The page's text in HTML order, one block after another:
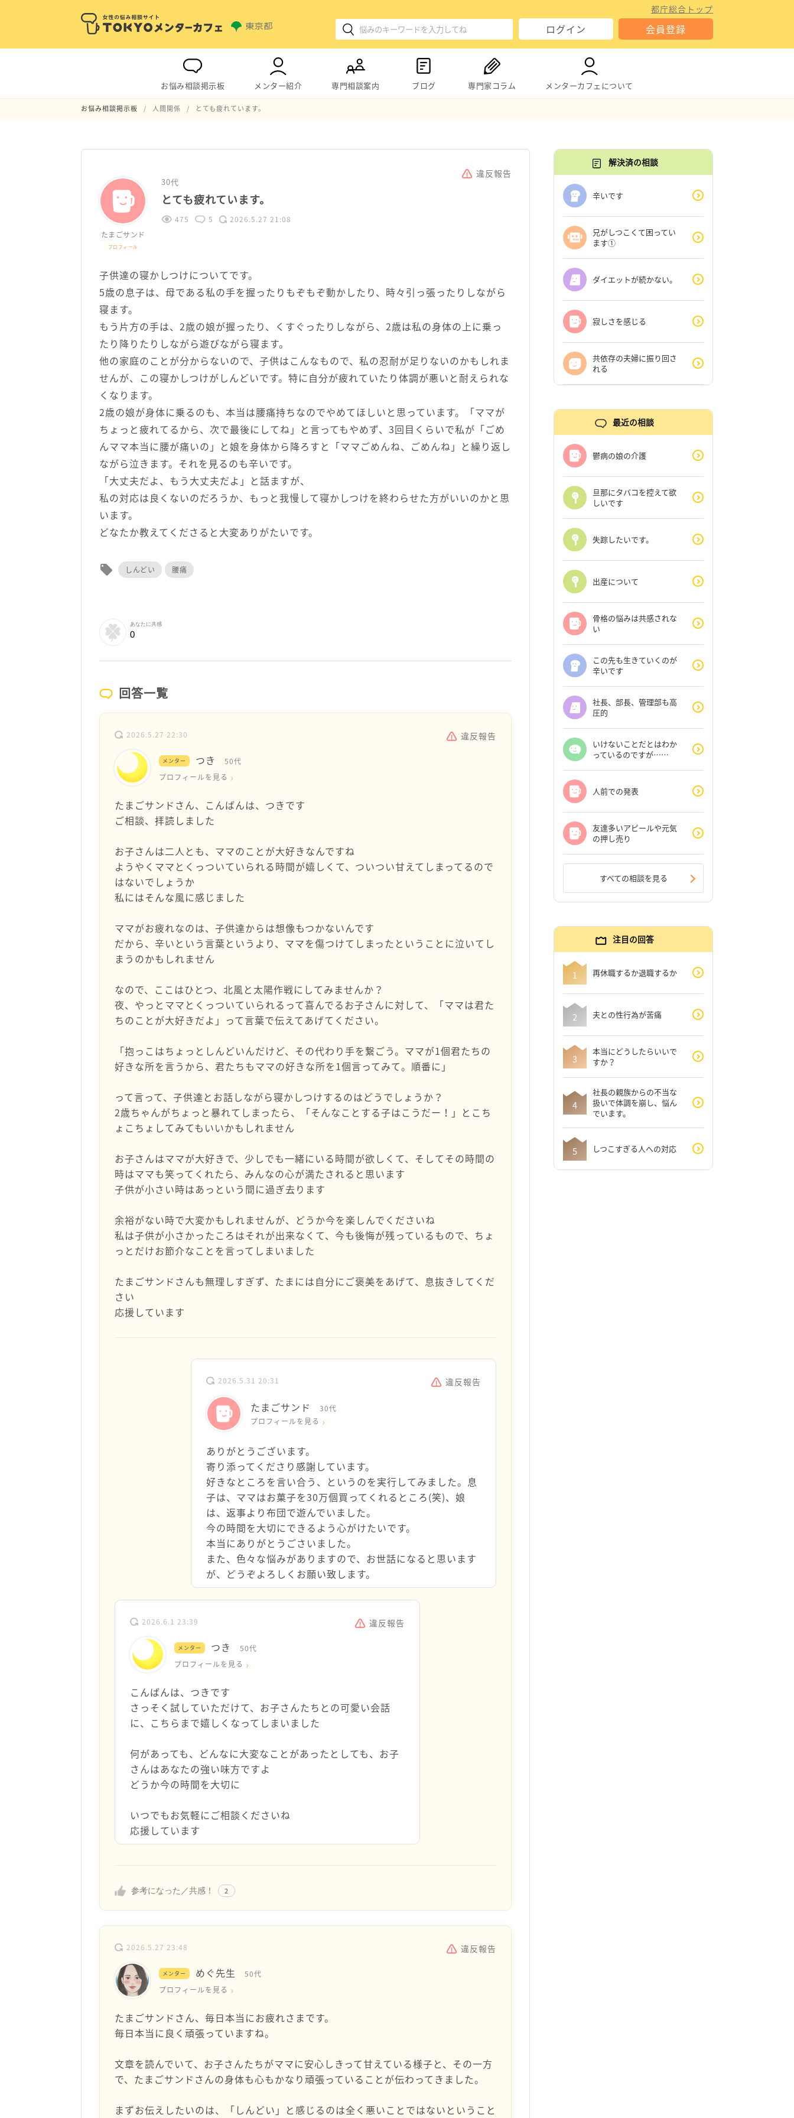
都庁総合トップ
ログイン 会員登録
お悩み相談掲示板 メンター紹介 専門相談案内 ブログ 専門家コラム メンターカフェについて
お悩み相談掲示板 人間関係 とても疲れています。
違反報告
たまごサンド
プロフィール
30代
とても疲れています。
475 5 2026.5.27 21:08
子供達の寝かしつけについてです。
5歳の息子は、母である私の手を握ったりもぞもぞ動かしたり、時々引っ張ったりしながら
寝ます。
もう片方の手は、2歳の娘が握ったり、くすぐったりしながら、2歳は私の身体の上に乗っ
たり降りたりしながら遊びながら寝ます。
他の家庭のことが分からないので、子供はこんなもので、私の忍耐が足りないのかもしれま
せんが、この寝かしつけがしんどいです。特に自分が疲れていたり体調が悪いと耐えられな
くなります。
2歳の娘が身体に乗るのも、本当は腰痛持ちなのでやめてほしいと思っています。「ママが
ちょっと疲れてるから、次で最後にしてね」と言ってもやめず、3回目くらいで私が「ごめ
んママ本当に腰が痛いの」と娘を身体から降ろすと「ママごめんね、ごめんね」と繰り返し
ながら泣きます。それを見るのも辛いです。
「大丈夫だよ、もう大丈夫だよ」と話ますが、
私の対応は良くないのだろうか、もっと我慢して寝かしつけを終わらせた方がいいのかと思
います。
どなたか教えてくださると大変ありがたいです。
local_offer しんどい 腰痛
あなたに共感
0
回答一覧
2026.5.27 22:30 違反報告
メンター つき
50代
プロフィールを見る
たまごサンドさん、こんばんは、つきです
ご相談、拝読しました
お子さんは二人とも、ママのことが大好きなんですね
ようやくママとくっついていられる時間が嬉しくて、ついつい甘えてしまってるので
はないでしょうか
私にはそんな風に感じました
ママがお疲れなのは、子供達からは想像もつかないんです
だから、辛いという言葉というより、ママを傷つけてしまったということに泣いてし
まうのかもしれません
なので、ここはひとつ、北風と太陽作戦にしてみませんか？
夜、やっとママとくっついていられるって喜んでるお子さんに対して、「ママは君た
ちのことが大好きだよ」って言葉で伝えてあげてください。
「抱っこはちょっとしんどいんだけど、その代わり手を繋ごう。ママが1個君たちの
好きな所を言うから、君たちもママの好きな所を1個言ってみて。順番に」
って言って、子供達とお話しながら寝かしつけするのはどうでしょうか？
2歳ちゃんがちょっと暴れてしまったら、「そんなことする子はこうだー！」とこち
ょこちょしてみてもいいかもしれません
お子さんはママが大好きで、少しでも一緒にいる時間が欲しくて、そしてその時間の
時はママも笑ってくれたら、みんなの心が満たされると思います
子供が小さい時はあっという間に過ぎ去ります
余裕がない時で大変かもしれませんが、どうか今を楽しんでくださいね
私は子供が小さかったころはそれが出来なくて、今も後悔が残っているもので、ちょ
っとだけお節介なことを言ってしまいました
たまごサンドさんも無理しすぎず、たまには自分にご褒美をあげて、息抜きしてくだ
さい
応援しています
参考になった／共感！ 2
2026.5.31 20:31 違反報告
たまごサンド
30代
プロフィールを見る
ありがとうございます。
寄り添ってくださり感謝しています。
好きなところを言い合う、というのを実行してみました。息
子は、ママはお菓子を30万個買ってくれるところ(笑)、娘
は、返事より布団で遊んでいました。
今の時間を大切にできるよう心がけたいです。
本当にありがとうごさいました。
また、色々な悩みがありますので、お世話になると思います
が、どうぞよろしくお願い致します。
2026.6.1 23:39 違反報告
メンター つき
50代
プロフィールを見る
こんばんは、つきです
さっそく試していただけて、お子さんたちとの可愛い会話
に、こちらまで嬉しくなってしまいました
何があっても、どんなに大変なことがあったとしても、お子
さんはあなたの強い味方ですよ
どうか今の時間を大切に
いつでもお気軽にご相談くださいね
応援しています
2026.5.27 23:48 違反報告
メンター めぐ先生
50代
プロフィールを見る
たまごサンドさん、毎日本当にお疲れさまです。
毎日本当に良く頑張っていますね。
文章を読んでいて、お子さんたちがママに安心しきって甘えている様子と、その一方
で、たまごサンドさんの身体も心もかなり頑張っていることが伝わってきました。
まずお伝えしたいのは、「しんどい」と感じるのは全く悪いことではないということ
解決済の相談
辛いです
兄がしつこくて困ってい
ます①
ダイエットが続かない。
寂しさを感じる
共依存の夫婦に振り回さ
れる
最近の相談
鬱病の娘の介護
旦那にタバコを控えて欲
しいです
失踪したいです。
出産について
骨格の悩みは共感されな
い
この先も生きていくのが
辛いです
社長、部長、管理部も高
圧的
いけないことだとはわか
っているのですが……
人前での発表
友達多いアピールや元気
の押し売り
すべての相談を見る
注目の回答
再休職するか退職するか
夫との性行為が苦痛
本当にどうしたらいいで
すか？
社長の親族からの不当な
扱いで体調を崩し、悩ん
でいます。
しつこすぎる人への対応